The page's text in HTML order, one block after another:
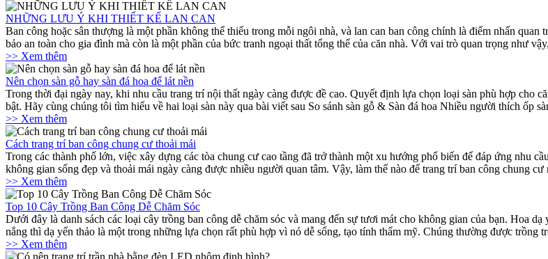
NHỮNG LƯU Ý KHI THIẾT KẾ LAN CAN
Ban công hoặc sân thượng là một phần không thể thiếu trong mỗi ngôi nhà, và lan can ban công chính là điểm nhấn
bảo an toàn cho gia đình mà còn là một phần của bức tranh ngoại thất tổng thể của căn nhà. Với vai trò quan trọng như
>> Xem thêm
Nên chọn sàn gỗ hay sàn đá hoa để lát nền
Trong thời đại ngày nay, khi nhu cầu trang trí nội thất ngày càng được đề cao. Quyết định lựa chọn loại sàn phù hợp cho
bật. Hãy cùng chúng tôi tìm hiểu về hai loại sàn này qua bài viết sau So sánh sàn gỗ & Sàn đá hoa Nhiều người thích ốp
>> Xem thêm
Cách trang trí ban công chung cư thoải mái
Trong các thành phố lớn, việc xây dựng các tòa chung cư cao tầng đã trở thành một xu hướng phổ biến để đáp ứng nhu
không gian sống đẹp và thoải mái ngày càng được nhiều người quan tâm. Vậy, làm thế nào để trang trí ban công chung
>> Xem thêm
Top 10 Cây Trồng Ban Công Dễ Chăm Sóc
Dưới đây là danh sách các loại cây trồng ban công dễ chăm sóc và mang đến sự tươi mát cho không gian của bạn. Hoa
nắng thì dạ yến thảo là một trong những lựa chọn rất phù hợp vì nó dễ sống, tạo tính thẩm mỹ. Chúng thường được
>> Xem thêm